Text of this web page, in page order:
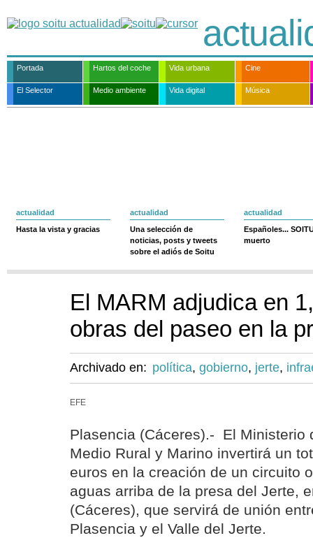
Portada Hartos del coche Vida urbana Cine
El Selector Medio ambiente Vida digital Música
actualidad
Hasta la vista y gracias
actualidad
Una selección de
noticias, posts y tweets
sobre el adiós de Soitu
actualidad
Españoles...
muerto
El MARM adjudica en
obras del paseo en la
Archivado en: política, gobierno, jerte,
EFE
Plasencia (Cáceres).- El Ministerio
Medio Rural y Marino invertirá un
euros en la creación de un circuito
aguas arriba de la presa del Jerte,
(Cáceres), que servirá de unión
Plasencia y el Valle del Jerte.